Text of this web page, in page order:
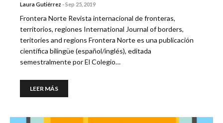
Laura Gutiérrez -Sep 25, 2019
Frontera Norte Revista internacional de fronteras,
territorios, regiones International Journal of borders,
teritories and regions Frontera Norte es una publicación
científica bilingüe (español/inglés), editada
semestralmente por El Colegio…
LEER MÁS